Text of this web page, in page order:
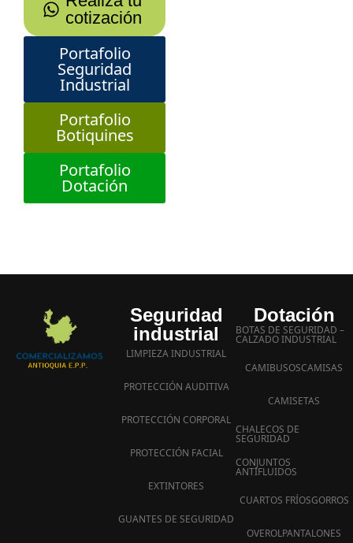
cotización
Portafolio
Seguridad
Industrial
Portafolio
Botiquines
Portafolio
Dotación
Seguridad
industrial
LIMPIEZA INDUSTRIAL
PROTECCIÓN AUDITIVA
PROTECCIÓN CORPORAL
PROTECCIÓN FACIAL
EXTINTORES
GUANTES DE SEGURIDAD
Dotación
BOTAS DE SEGURIDAD –
CALZADO INDUSTRIAL
CAMIBUSOSCAMISAS
CAMISETAS
CHALECOS DE
SEGURIDAD
CONJUNTOS
ANTIFLUIDOS
CUARTOS FRÍOSGORROS
OVEROLPANTALONES